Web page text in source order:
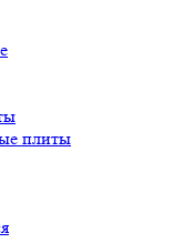
плиты